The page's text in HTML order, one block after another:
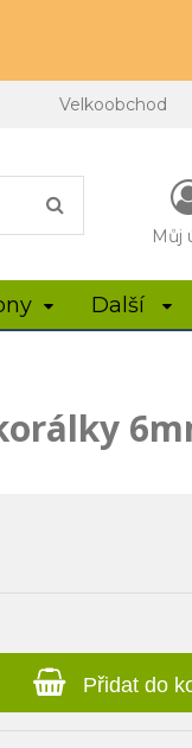
Velkoobchod
Můj
Další
Přidat do